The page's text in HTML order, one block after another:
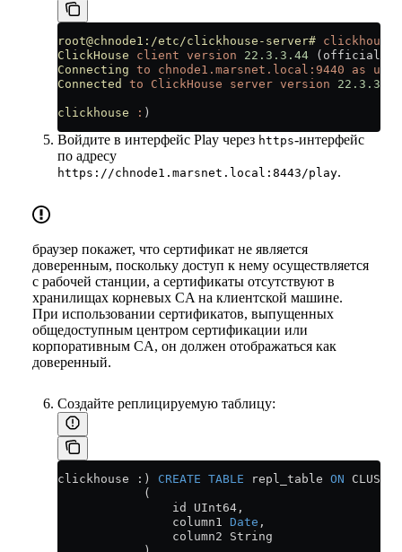
root@chnode1:/etc/clickhouse-server#
ClickHouse client version 22.3.3.44 (official
Connecting to chnode1.marsnet.local:9440 as user
Connected
to ClickHouse server version 22.3.3
clickhouse : )
Войдите в интерфейс Play через https-интерфейс
по адресу
https://chnode1.marsnet.local:8443/play.
браузер покажет, что сертификат не является
доверенным, поскольку доступ к нему осуществляется
с рабочей станции, а сертификаты отсутствуют в
хранилищах корневых CA на клиентской машине.
При использовании сертификатов, выпущенных
общедоступным центром сертификации или
корпоративным CA, он должен отображаться как
доверенный.
Создайте реплицируемую таблицу:
clickhouse :) CREATE TABLE repl_table ON
            (
                id UInt64,
                column1
Date ,
                column2 String